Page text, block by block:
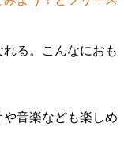
る。こんなにおも
音楽なども楽しめ